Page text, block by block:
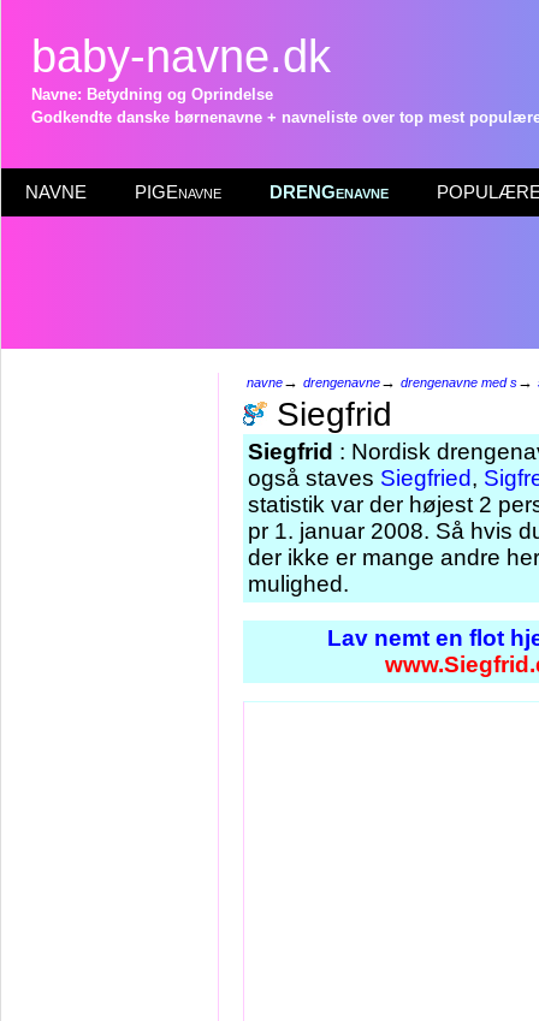
baby-navne.dk
Navne: Betydning og Oprindelse
Godkendte danske børnenavne + navneliste over top mest
NAVNE PIGEnavne DRENGenavne POPULÆRE
navne→ drengenavne→ drengenavne med s→
Siegfrid
Siegfrid : Nordisk
også staves Siegfried,
statistik var der højest 2
pr 1. januar 2008. Så hvis
der ikke er mange andre
mulighed.
Lav nemt en flot